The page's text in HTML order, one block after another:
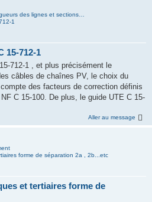
des lignes et sections…
1
15-712-1
712-1 , et plus précisément le
câbles de chaînes PV, le choix du
des facteurs de correction définis
C 15-100. De plus, le guide UTE C 15-
Aller au message
forme de séparation 2a , 2b...etc
et tertiaires forme de